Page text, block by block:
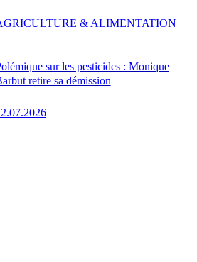
sur les pesticides : Monique
retire sa démission
& ALIMENTATION